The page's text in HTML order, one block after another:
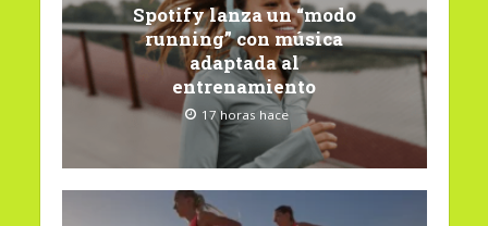
Spotify lanza un “modo
running” con música
adaptada al
entrenamiento
17 horas hace